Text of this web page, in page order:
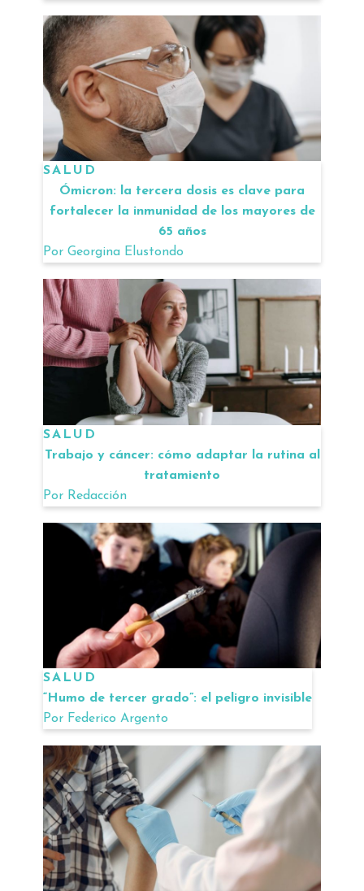
SALUD
Ómicron: la tercera dosis es clave para
fortalecer la inmunidad de los mayores de
65 años
Por Georgina Elustondo
SALUD
Trabajo y cáncer: cómo adaptar la rutina al
tratamiento
Por Redacción
SALUD
“Humo de tercer grado”: el peligro invisible
Por Federico Argento